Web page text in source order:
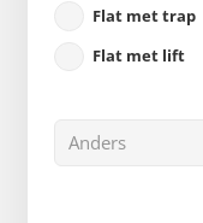
Flat met trap
Flat met lift